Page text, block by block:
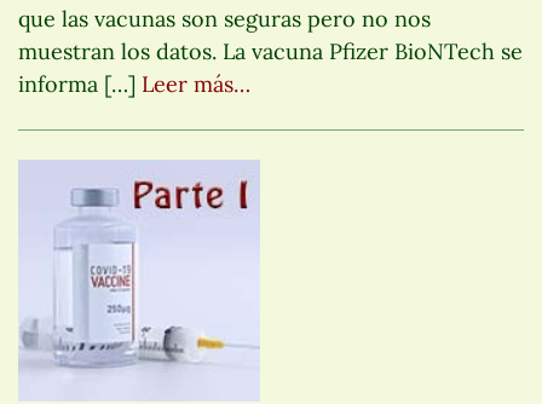
que las vacunas son seguras pero no nos
muestran los datos. La vacuna Pfizer BioNTech se
informa […] Leer más…